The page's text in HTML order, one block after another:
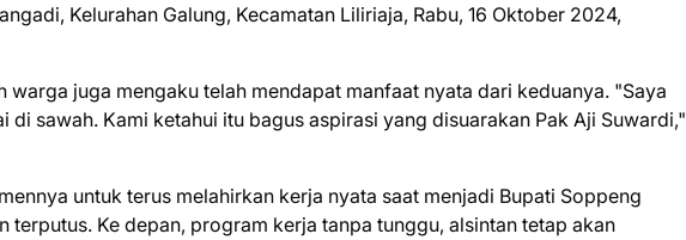
Kelurahan Galung, Kecamatan Liliriaja, Rabu, 16 Oktober 2024,
warga juga mengaku telah mendapat manfaat nyata dari keduanya. "Saya
sawah. Kami ketahui itu bagus aspirasi yang disuarakan Pak Aji Suwardi,"
untuk terus melahirkan kerja nyata saat menjadi Bupati Soppeng
terputus. Ke depan, program kerja tanpa tunggu, alsintan tetap akan